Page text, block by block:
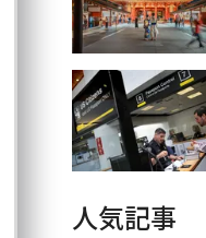
人気記事